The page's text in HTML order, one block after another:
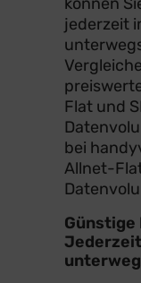
jederzeit
Flat und
bei
Allnet-
Günstige